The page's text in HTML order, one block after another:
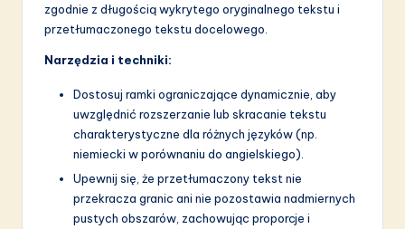
zgodnie z długością wykrytego oryginalnego tekstu i
przetłumaczonego tekstu docelowego.
Narzędzia i techniki:
Dostosuj ramki ograniczające dynamicznie, aby
uwzględnić rozszerzanie lub skracanie tekstu
charakterystyczne dla różnych języków (np.
niemiecki w porównaniu do angielskiego).
Upewnij się, że przetłumaczony tekst nie
przekracza granic ani nie pozostawia nadmiernych
pustych obszarów, zachowując proporcje i